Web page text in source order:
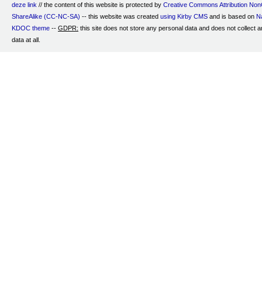
deze link // the content of this website is protected by Creative Commons Attribution
ShareAlike (CC-NC-SA) -- this website was created using Kirby CMS and is based on
KDOC theme -- GDPR: this site does not store any personal data and does not collect
data at all.